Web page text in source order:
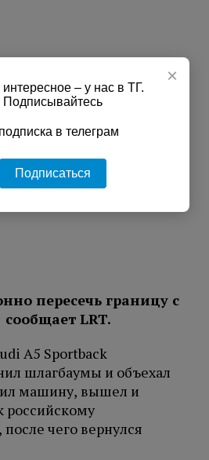
пересечь границу с
LRT.
A5 Sportback
шлагбаумы и объехал
машину, вышел и
российскому
чего вернулся
×
– у нас в ТГ.
Подписывайтесь
Подписаться